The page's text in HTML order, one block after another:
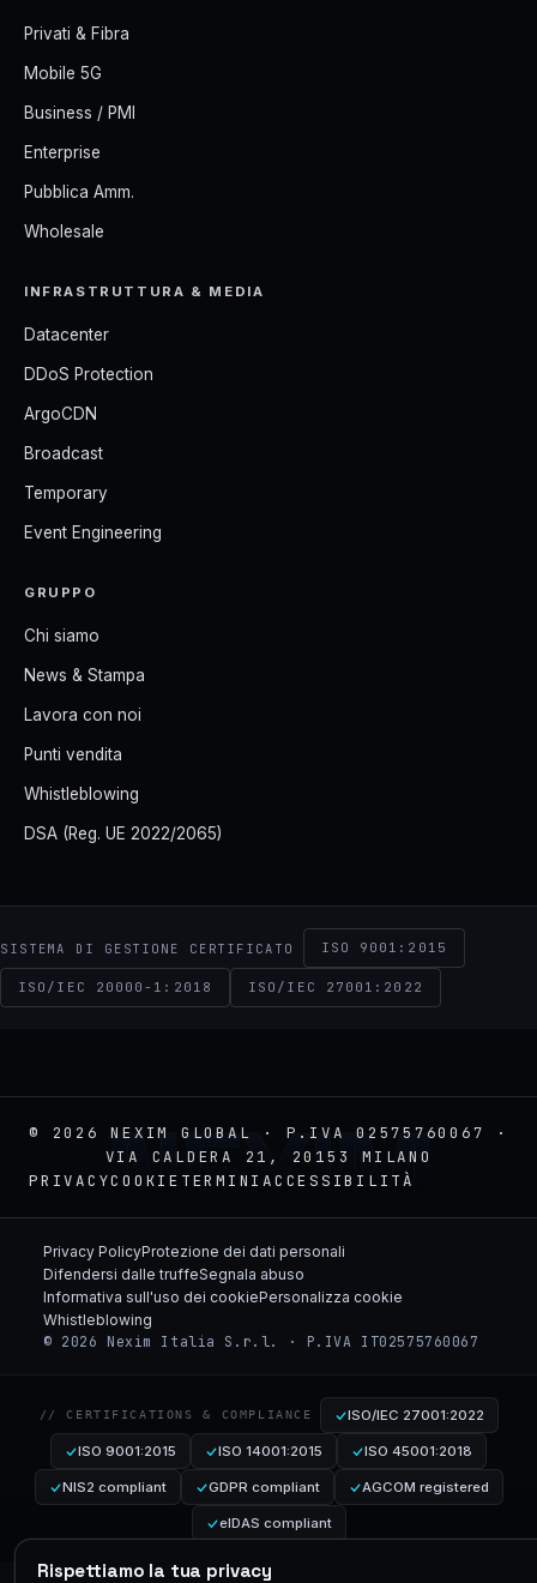
Privati & Fibra
Mobile 5G
Business / PMI
Enterprise
Pubblica Amm.
Wholesale
INFRASTRUTTURA & MEDIA
Datacenter
DDoS Protection
ArgoCDN
Broadcast
Temporary
Event Engineering
GRUPPO
Chi siamo
News & Stampa
Lavora con noi
Punti vendita
Whistleblowing
DSA (Reg. UE 2022/2065)
SISTEMA DI GESTIONE CERTIFICATO ISO 9001:2015
ISO/IEC 20000-1:2018 ISO/IEC 27001:2022
© 2026 NEXIM GLOBAL · P.IVA 02575760067 ·
VIA CALDERA 21, 20153 MILANO
PRIVACYCOOKIE TERMINI ACCESSIBILITÀ
NEXIM
Rispettiamo la tua privacy
Privacy PolicyProtezione dei dati personali
Difendersi dalle truffeSegnala abuso
Informativa sull'uso dei cookiePersonalizza cookie
Whistleblowing
© 2026 Nexim Italia S.r.l. · P.IVA IT02575760067
// CERTIFICATIONS & COMPLIANCE ISO/IEC 27001:2022
ISO 9001:2015 ISO 14001:2015 ISO 45001:2018
NIS2 compliant GDPR compliant AGCOM registered
eIDAS compliant